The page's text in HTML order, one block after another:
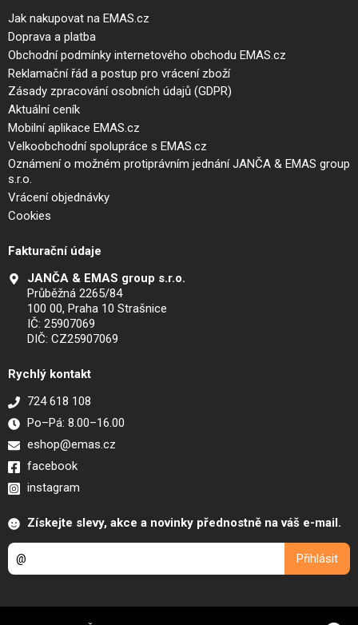
Jak nakupovat na EMAS.cz
Doprava a platba
Obchodní podmínky internetového obchodu EMAS.cz
Reklamační řád a postup pro vrácení zboží
Zásady zpracování osobních údajů (GDPR)
Aktuální ceník
Mobilní aplikace EMAS.cz
Velkoobchodní spolupráce s EMAS.cz
Oznámení o možném protiprávním jednání JANČA & EMAS group
s.r.o.
Vrácení objednávky
Cookies
Fakturační údaje
JANČA & EMAS group s.r.o.
Průběžná 2265/84
100 00, Praha 10 Strašnice
IČ: 25907069
DIČ: CZ25907069
Rychlý kontakt
724 618 108
Po–Pá: 8.00–16.00
eshop@emas.cz
facebook
instagram
Získejte slevy, akce a novinky přednostně na váš e-mail.